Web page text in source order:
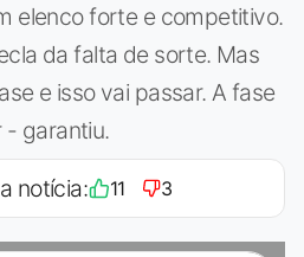
elenco forte e competitivo.
da falta de sorte. Mas
e isso vai passar. A fase
- garantiu.
notícia: 11 3